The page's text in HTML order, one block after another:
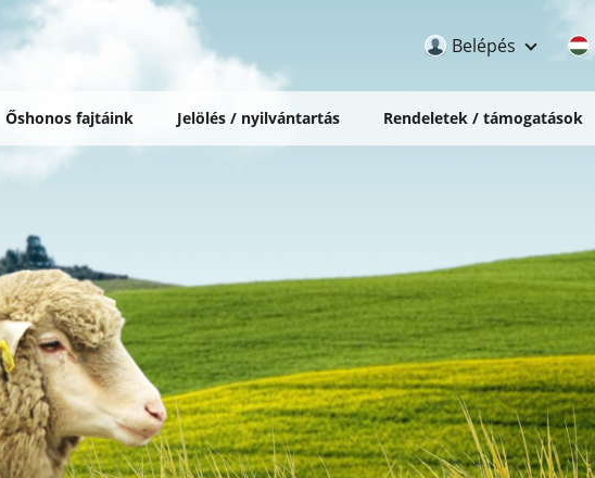
Belépés
Őshonos fajtáink Jelölés / nyilvántartás Rendeletek / támogatások